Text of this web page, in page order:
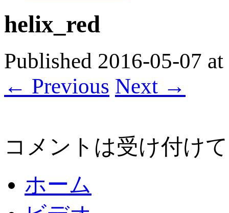
helix_red
Published 2016-05-07 at
← Previous Next →
コメントは受け付け
ホーム